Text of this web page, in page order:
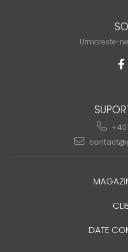
Urmareste-
DATE